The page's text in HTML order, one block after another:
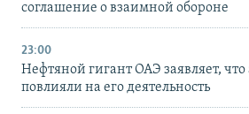
соглашение о взаимной обороне
23:00
Нефтяной гигант ОАЭ заявляет,
повлияли на его деятельность